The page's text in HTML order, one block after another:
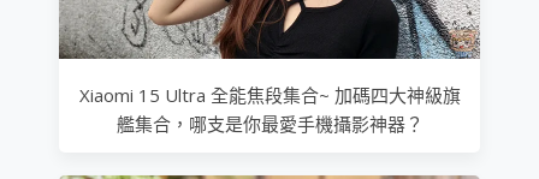
Xiaomi 15 Ultra 全能焦段集合~ 加碼四大神級旗
艦集合，哪支是你最愛手機攝影神器？